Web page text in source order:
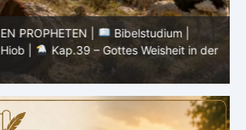
PROPHETEN |
Bibelstudium |
|
Kap.39 – Gottes Weisheit in der